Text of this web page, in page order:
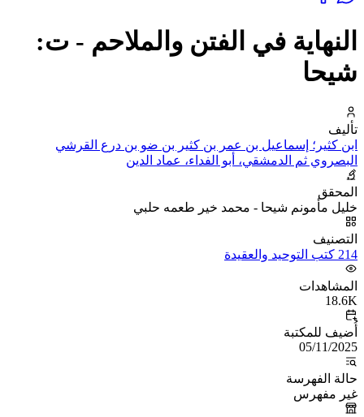
النهاية في الفتن والملاحم - ت:
شيحا
تأليف
ابن كثير؛ إسماعيل بن عمر بن كثير بن ضو بن درع القرشي
البصروي ثم الدمشقي، أبو الفداء، عماد الدين
المحقق
خليل مأمونم شيحا - محمد خير طعمه حلبي
التصنيف
214 كتب التوحيد والعقيدة
المشاهدات
18.6K
أُضيف للمكتبة
05/11/2025
حالة الفهرسة
غير مفهرس